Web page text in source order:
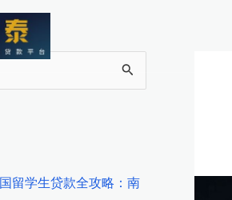
留学生贷款全攻略：南